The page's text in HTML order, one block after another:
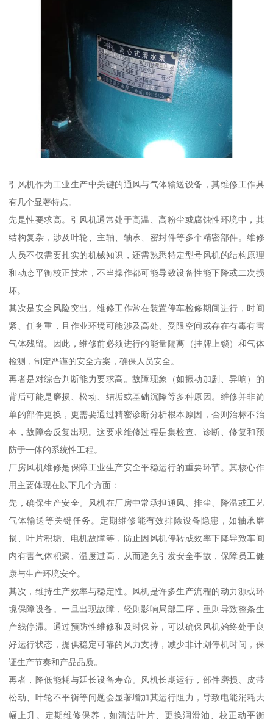
引风机作为工业生产中关键的通风与气体输送设备，其维修工作具
有几个显著特点。
先是性要求高。引风机通常处于高温、高粉尘或腐蚀性环境中，其
结构复杂，涉及叶轮、主轴、轴承、密封件等多个精密部件。维修
人员不仅需要扎实的机械知识，还需熟悉特定型号风机的结构原理
和动态平衡校正技术，不当操作都可能导致设备性能下降或二次损
坏。
其次是安全风险突出。维修工作常在装置停车检修期间进行，时间
紧、任务重，且作业环境可能涉及高处、受限空间或存在有毒有害
气体残留。因此，维修前必须进行的能量隔离（挂牌上锁）和气体
检测，制定严谨的安全方案，确保人员安全。
再者是对综合判断能力要求高。故障现象（如振动加剧、异响）的
背后可能是磨损、松动、结垢或基础沉降等多种原因。维修并非简
单的部件更换，更需要通过精密诊断分析根本原因，否则治标不治
本，故障会反复出现。这要求维修过程是集检查、诊断、修复和预
防于一体的系统性工程。
厂房风机维修是保障工业生产安全平稳运行的重要环节。其核心作
用主要体现在以下几个方面：
先，确保生产安全。风机在厂房中常承担通风、排尘、降温或工艺
气体输送等关键任务。定期维修能有效排除设备隐患，如轴承磨
损、叶片积垢、电机故障等，防止因风机停转或效率下降导致车间
内有害气体积聚、温度过高，从而避免引发安全事故，保障员工健
康与生产环境安全。
其次，维持生产效率与稳定性。风机是许多生产流程的动力源或环
境保障设备。一旦出现故障，轻则影响局部工序，重则导致整条生
产线停滞。通过预防性维修和及时保养，可以确保风机始终处于良
好运行状态，提供稳定可靠的风力支持，减少非计划停机时间，保
证生产节奏和产品品质。
再者，降低能耗与延长设备寿命。风机长期运行，部件磨损、皮带
松动、叶轮不平衡等问题会显著增加其运行阻力，导致电能消耗大
幅上升。定期维修保养，如清洁叶片、更换润滑油、校正动平衡